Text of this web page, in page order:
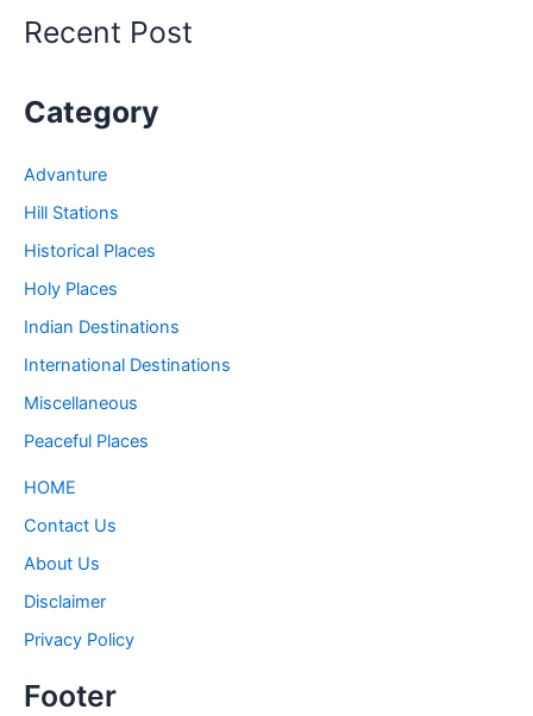
Tourist
Recent Post
Category
Advanture
Hill Stations
Historical Places
Holy Places
Indian Destinations
International Destinations
Miscellaneous
Peaceful Places
HOME
Contact Us
About Us
Disclaimer
Privacy Policy
Footer